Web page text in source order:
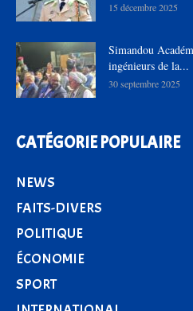
15 décembre 2025
Simandou
ingénieurs de la...
30 septembre 2025
CATÉGORIE POPULAIRE
NEWS
FAITS-DIVERS
POLITIQUE
ÉCONOMIE
SPORT